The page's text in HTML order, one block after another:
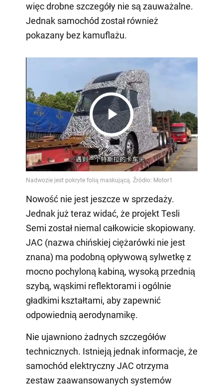
więc drobne szczegóły nie są zauważalne.
Jednak samochód został również
pokazany bez kamuflażu.
Play
Video
Nowość nie jest jeszcze w sprzedaży.
Jednak już teraz widać, że projekt Tesli
Semi został niemal całkowicie skopiowany.
JAC (nazwa chińskiej ciężarówki nie jest
znana) ma podobną opływową sylwetkę z
mocno pochyloną kabiną, wysoką przednią
szybą, wąskimi reflektorami i ogólnie
gładkimi kształtami, aby zapewnić
odpowiednią aerodynamikę.
Nie ujawniono żadnych szczegółów
technicznych. Istnieją jednak informacje, że
samochód elektryczny JAC otrzyma
zestaw zaawansowanych systemów